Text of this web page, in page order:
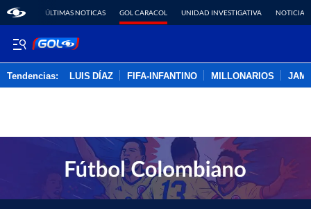
ÚLTIMAS NOTICAS GOL CARACOL UNIDAD INVESTIGATIVA NOTICIAS
Tendencias: LUIS DÍAZ FIFA-INFANTINO MILLONARIOS